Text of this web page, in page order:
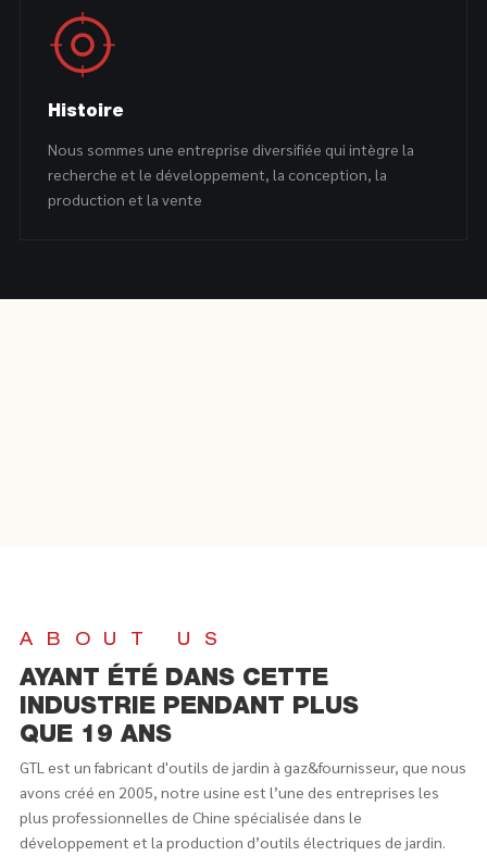
Histoire
Nous sommes une entreprise diversifiée qui intègre la
recherche et le développement, la conception, la
production et la vente
ABOUT US
AYANT ÉTÉ DANS CETTE
INDUSTRIE PENDANT PLUS
QUE 19 ANS
GTL est un fabricant d'outils de jardin à gaz&fournisseur, que nous
avons créé en 2005, notre usine est l’une des entreprises les
plus professionnelles de Chine spécialisée dans le
développement et la production d’outils électriques de jardin.